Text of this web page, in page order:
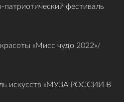
фестиваль
«Мисс чудо 2022»/
искусств «МУЗА РОССИИ В